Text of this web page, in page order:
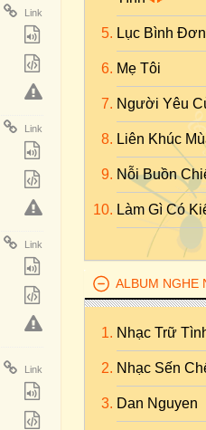
Link
Link
Link
Link
Lục Bình
Mẹ Tôi
Người Yêu
Liên Khúc
Nỗi Buồn
Làm Gì Có
ALBUM NGHE
Nhạc Trữ
Nhạc Sến
Dan Nguyen